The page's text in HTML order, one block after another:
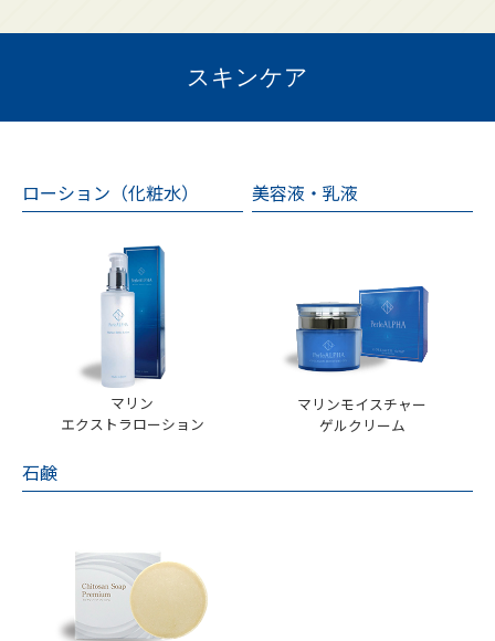
スキンケア
ローション（化粧水）
マリン
エクストラローション
美容液・乳液
マリンモイスチャー
ゲルクリーム
石鹸